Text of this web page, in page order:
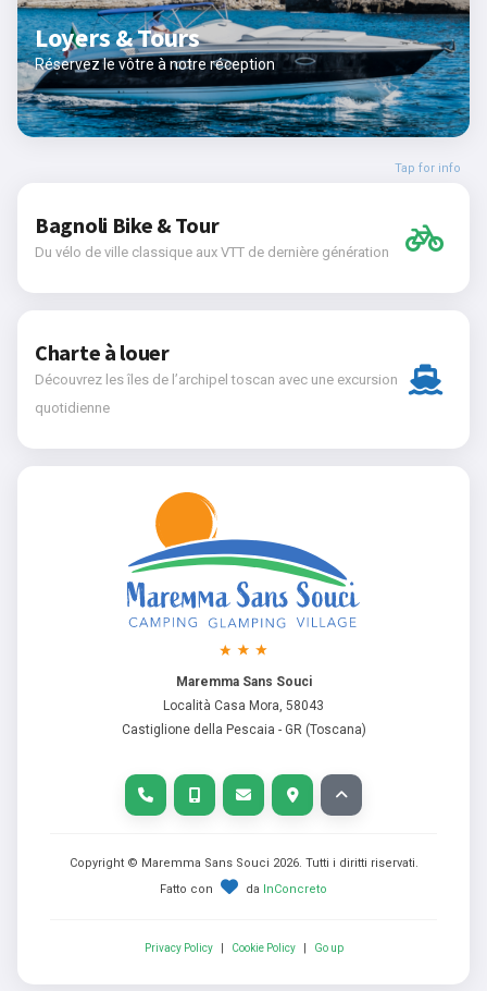
Loyers & Tours
Réservez le vôtre à notre réception
Tap for info
Bagnoli Bike & Tour
Du vélo de ville classique aux VTT de dernière génération
Charte à louer
Découvrez les îles de l’archipel toscan avec une excursion
quotidienne
Maremma Sans Souci
Località Casa Mora, 58043
Castiglione della Pescaia - GR (Toscana)
Copyright © Maremma Sans Souci 2026. Tutti i diritti riservati.
Fatto con
da InConcreto
Privacy Policy Cookie Policy Go up